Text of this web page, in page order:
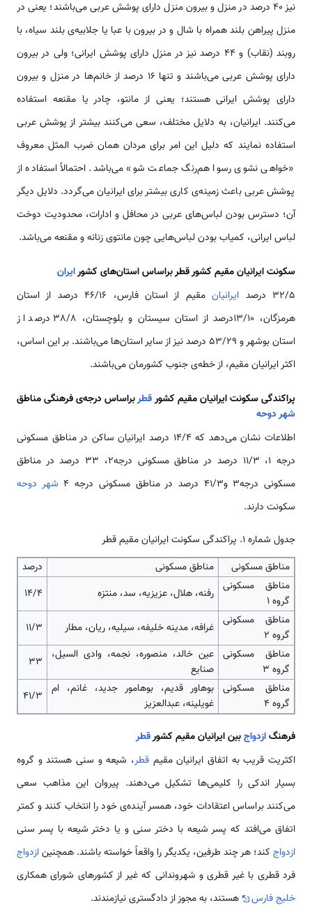
نیز 40 درصد در منزل و بیرون منزل دارای پوشش عربی می‌باشند؛ یعنی در
منزل پیراهن بلند همراه با شال و در بیرون با عبا یا جلابیه‌ی بلند سیاه، با
روبند (نقاب) و 44 درصد نیز در منزل دارای پوشش ایرانی؛ ولی در بیرون
دارای پوشش عربی می‌باشند و تنها 16 درصد از خانم‌ها در منزل و بیرون
دارای پوشش ایرانی هستند؛ یعنی از مانتو، چادر یا مقنعه استفاده
می‌کنند. ایرانیان، به دلایل مختلف، سعی می‌کنند بیشتر از پوشش عربی
استفاده نمایند که دلیل این امر برای مردان همان ضرب المثل معروف
«خواهی نشوی رسوا هم‌رنگ جماعت شو» می‌باشد. احتمالاً استفاده از
پوشش عربی باعث زمینه‌ی کاری بیشتر برای ایرانیان می‌گردد. دلایل دیگر
آن؛ دسترس بودن لباس‌های عربی در محافل و ادارات‌، محدودیت دوخت
لباس ایرانی، کمیاب بودن لباس‌هایی چون مانتوی زنانه و مقنعه می‌باشد.
سکونت ایرانیان مقیم کشور قطر براساس استان‌‌های کشورایران
32/5 درصد
ایرانیان
مقیم از استان فارس، 46/16 درصد از استان
هرمزگان، 13/10درصد از استان سیستان و بلوچستان، 38/8 درصد از
استان بوشهر و 53/29 درصد نیز از سایر استان‌ها می‌باشند. بر این اساس،
اکثر ایرانیان مقیم، از خطه‌ی جنوب کشورمان می‌باشند.
پراکندگی سکونت ایرانیان مقیم کشورقطربراساس درجه‌ی فرهنگی مناطق
شهر دوحه
اطلاعات نشان می‌دهد كه 14/4 درصد ایرانیان ساكن در مناطق مسکونی
درجه 1، 11/3 درصد در مناطق مسکونی درجه2، 33 درصد در مناطق
مسکونی درجه3 و41/3 درصد در مناطق مسکونی درجه 4
شهر دوحه
سکونت دارند.
جدول شماره 1. پراکندگی سکونت ایرانیان مقیم قطر
مناطق مسکونی
مناطق مسکونی
درصد
مناطق مسکونی
گروه 1
رفنه، هلال، عزیزیه، سد، منتزه
14/4
مناطق مسکونی
گروه 2
غرافه، مدینه خلیفه، سیلیه، ریان، مطار
11/3
مناطق مسکونی
گروه 3
عین خالد، منصوره، نجمه، وادی السیل،
صنایع
33
مناطق مسکونی
گروه 4
بوهاور قدیم، بوهامور جدید، غانم، ام
غویلینه، عبدالعزیز
41/3
فرهنگازدواجبین ایرانیان مقیم کشورقطر
اکثریت قریب به اتفاق ایرانیان مقیم قطر، شیعه و سنی هستند و گروه
بسیار اندکی را کلیمی‌ها تشکیل می‌دهند. پیروان این مذاهب سعی
می‌کنند براساس اعتقادات خود، همسر آینده‌ی خود را انتخاب کنند و کمتر
اتفاق می‌افتد که پسر شیعه با دختر سنی و یا دختر شیعه با پسر سنی
ازدواج کند؛ هر چند طرفین، یکدیگر را واقعاً خواسته باشند. همچنینازدواج
فرد قطری با غیر قطری و شهروندانی كه غیر از كشورهای شورای همکاری
خلیج فارس
هستند، به مجوز از دادگستری نیازمندند.